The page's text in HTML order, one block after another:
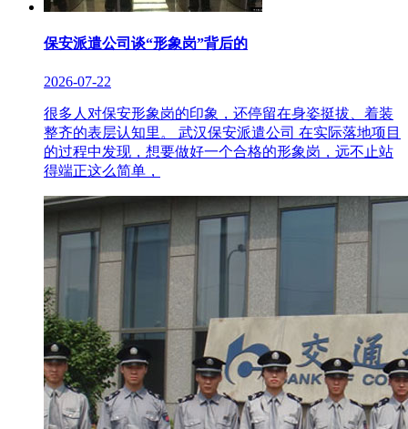
保安派遣公司谈“形象岗”背后的
2026-07-22
很多人对保安形象岗的印象，还停留在身姿挺拔、着装
整齐的表层认知里。 武汉保安派遣公司 在实际落地项目
的过程中发现，想要做好一个合格的形象岗，远不止站
得端正这么简单，